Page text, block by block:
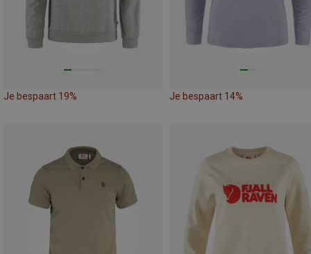
Je bespaart 19% Je bespaart 14%